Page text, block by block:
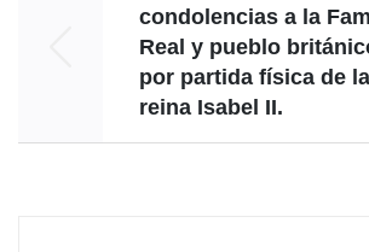
condolencias a la
Real y pueblo
por partida física de la
reina Isabel II.